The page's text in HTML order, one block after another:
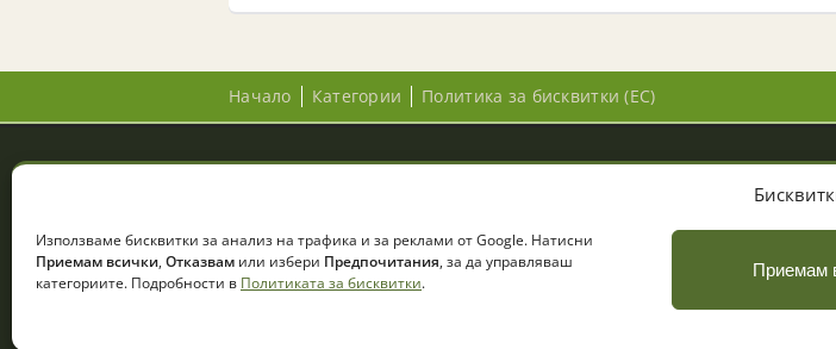
Използваме бисквитки за анализ на трафика и за реклами от Google. Натисни
Приемам всички, Отказвам или избери Предпочитания, за да управляваш
категориите. Подробности в Политиката за бисквитки.
Приемам
Начало Категории Политика за бисквитки (ЕС)
© 2026 Zemedelec.net. Всички права запазени